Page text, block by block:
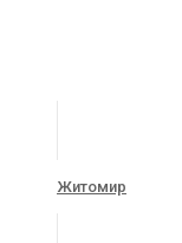
Житомир